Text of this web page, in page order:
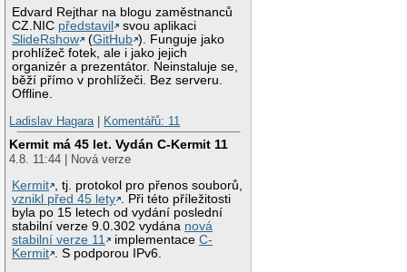
Edvard Rejthar na blogu zaměstnanců
CZ.NIC představil
svou aplikaci
SlideRshow
(GitHub ). Funguje jako
prohlížeč fotek, ale i jako jejich
organizér a prezentátor. Neinstaluje se,
běží přímo v prohlížeči. Bez serveru.
Offline.
Ladislav Hagara | Komentářů: 11
Kermit má 45 let. Vydán C-Kermit 11
4.8. 11:44 | Nová verze
Kermit , tj. protokol pro přenos souborů,
vznikl před 45 lety . Při této příležitosti
byla po 15 letech od vydání poslední
stabilní verze 9.0.302 vydána nová
stabilní verze 11
implementaceC-
Kermit . S podporou IPv6.